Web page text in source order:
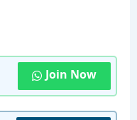
Join Now